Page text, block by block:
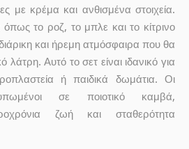
με κρέμα και ανθισμένα στοιχεία.
το ροζ, το μπλε και το κίτρινο
και ήρεμη ατμόσφαιρα που θα
λάτρη. Αυτό το σετ είναι ιδανικό για
ή παιδικά δωμάτια. Οι
σε ποιοτικό καμβά,
ζωή και σταθερότητα